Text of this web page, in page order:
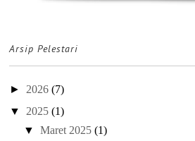
Arsip Pelestari
► 2026(7)
▼ 2025(1)
▼ Maret 2025 (1)